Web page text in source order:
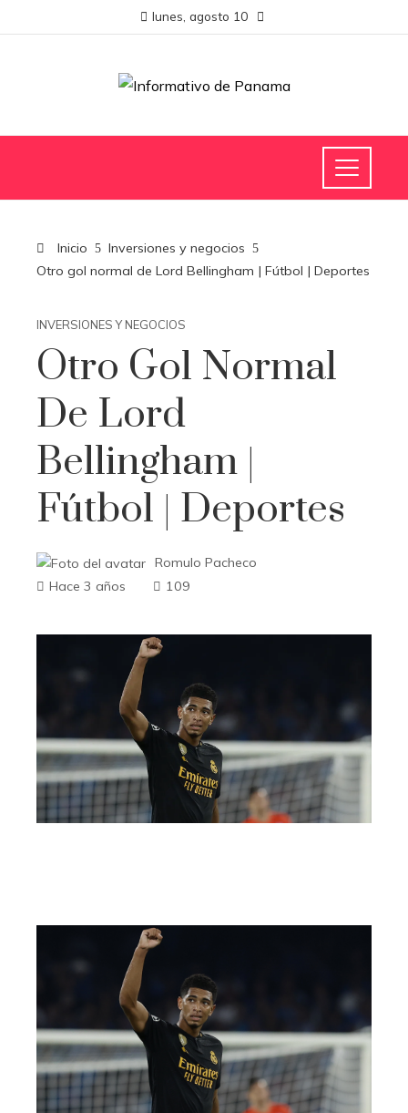
lunes, agosto 10
Inicio
Inversiones y negocios
Otro gol normal de Lord Bellingham | Fútbol | Deportes
INVERSIONES Y NEGOCIOS
Otro Gol Normal
De Lord
Bellingham |
Fútbol | Deportes
Romulo Pacheco
Hace 3 años
109